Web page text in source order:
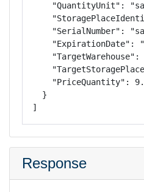
"QuantityUnit":
"SerialNumber":
"ExpirationDate":
"TargetWarehouse":
"PriceQuantity":
  }
]
Response